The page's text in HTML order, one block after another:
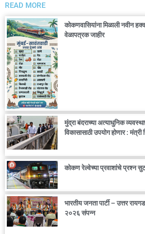
READ MORE
कोकणवासियांना मिळाली नवीन
वेळापत्रक जाहीर
मुंद्रा बंदराच्या अत्याधुनिक
विकासासाठी उपयोग होणार : मंत्री
कोकण रेल्वेच्या प्रवाशांचे प्रश्न
भारतीय जनता पार्टी – उत्तर
२०२६ संपन्न